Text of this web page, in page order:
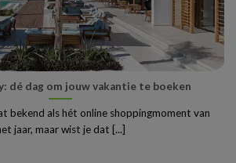
dé dag om jouw vakantie te boeken
bekend als hét online shoppingmoment van
jaar, maar wist je dat [...]